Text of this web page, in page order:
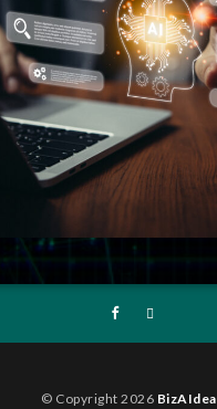
© Copyright 2026 BizAIdea